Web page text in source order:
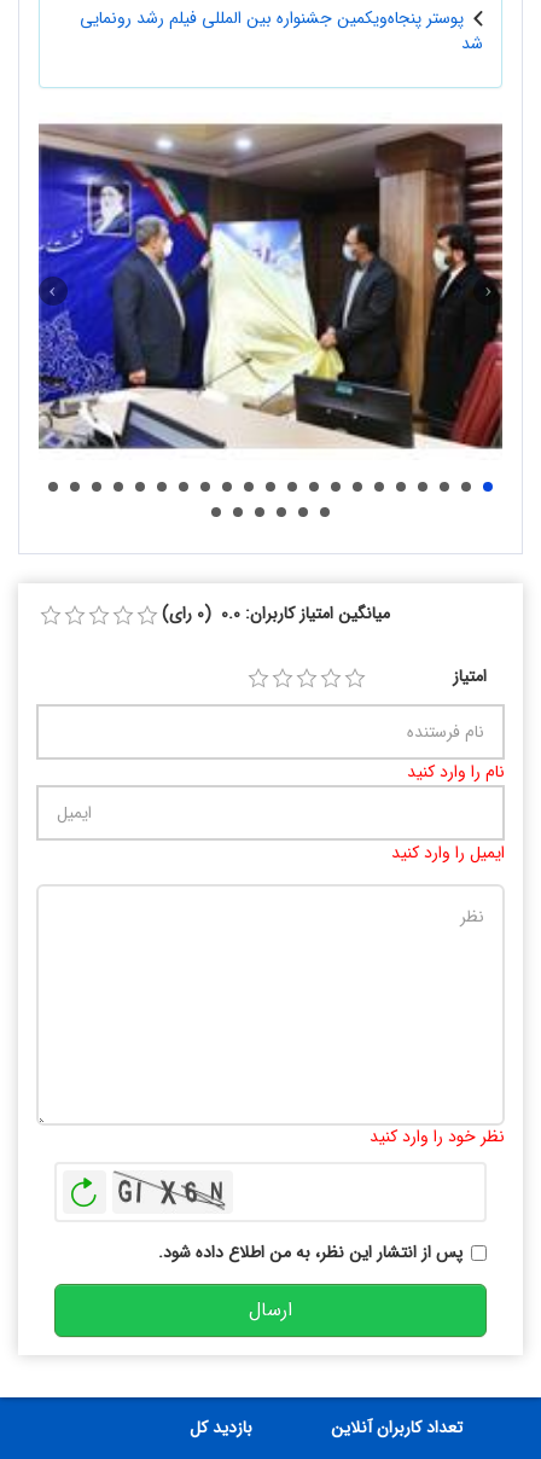
پوستر پنجاه‌ویکمین جشنواره بین المللی فیلم رشد رونمایی
شد
میانگین امتیاز کاربران: 0.0 (0 رای)
امتیاز
نام را وارد کنید
ایمیل را وارد کنید
نظر خود را وارد کنید
پس از انتشار این نظر، به من اطلاع داده شود.
ارسال
تعداد کاربران آنلاین
بازدید کل